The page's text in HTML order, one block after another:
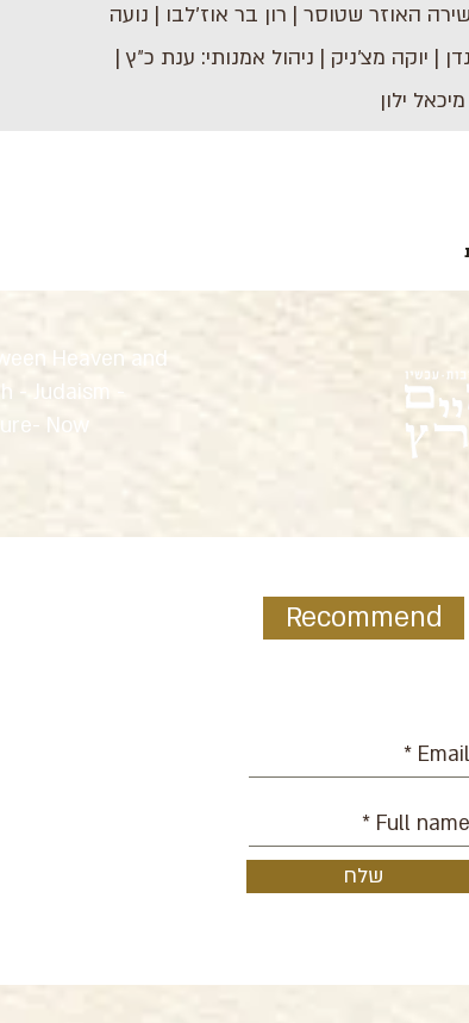
האוזר שטוסר | רון בר אוז׳לבו | נועה
| יוקה מצ׳ניק | ניהול אמנותי: ענת כ״ץ |
ילון
Heaven and
- Judaism -
Now
Recommend
שלח